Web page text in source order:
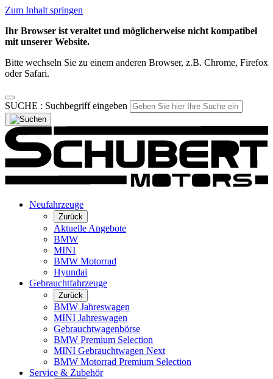
Zum Inhalt springen
Ihr Browser ist veraltet und möglicherweise nicht kompatibel
mit unserer Website.
Bitte wechseln Sie zu einem anderen Browser, z.B. Chrome, Firefox
oder Safari.
SUCHE : Suchbegriff eingeben
Neufahrzeuge
Zurück
Aktuelle Angebote
BMW
MINI
BMW Motorrad
Hyundai
Gebrauchtfahrzeuge
Zurück
BMW Jahreswagen
MINI Jahreswagen
Gebrauchtwagenbörse
BMW Premium Selection
MINI Gebrauchtwagen Next
BMW Motorrad Premium Selection
Service & Zubehör